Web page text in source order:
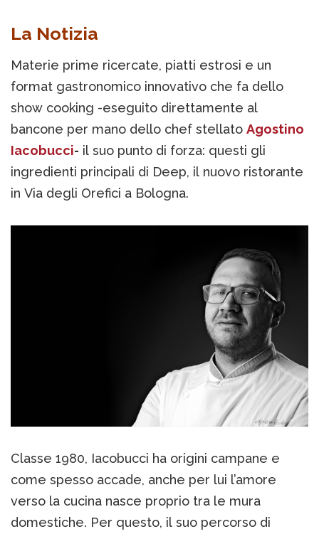
La Notizia
Materie prime ricercate, piatti estrosi e un
format gastronomico innovativo che fa dello
show cooking -eseguito direttamente al
bancone per mano dello chef stellato Agostino
Iacobucci- il suo punto di forza: questi gli
ingredienti principali di Deep, il nuovo ristorante
in Via degli Orefici a Bologna.
Classe 1980, Iacobucci ha origini campane e
come spesso accade, anche per lui l’amore
verso la cucina nasce proprio tra le mura
domestiche. Per questo, il suo percorso di